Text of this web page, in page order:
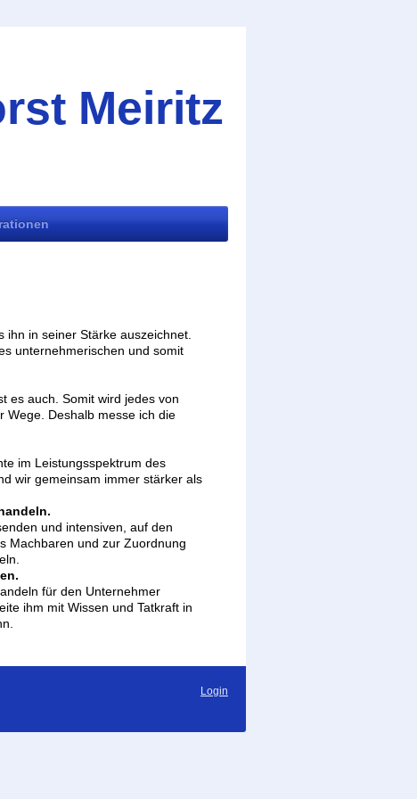
Meiritz
in seiner Stärke auszeichnet.
unternehmerischen und somit
es auch. Somit wird jedes von
Wege. Deshalb messe ich die
im Leistungsspektrum des
wir gemeinsam immer stärker als
und intensiven, auf den
Machbaren und zur Zuordnung
für den Unternehmer
ihm mit Wissen und Tatkraft in
Login